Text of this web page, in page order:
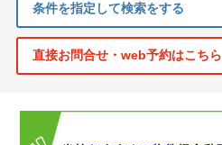
条件を指定して検索をする
直接お問合せ・web予約はこちら